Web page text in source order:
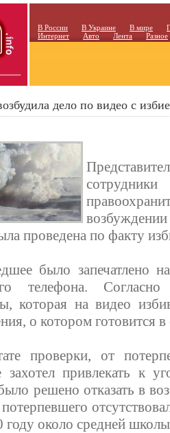
В России В Украине В мире
Интернет
Авто Лента Разное
дело по видео с
проведена по факту
было запечатлено
телефона.
которая на видео
о котором готовится
проверки, от
захотел привлекать к
решено отказать в
потерпевшего
году около средней